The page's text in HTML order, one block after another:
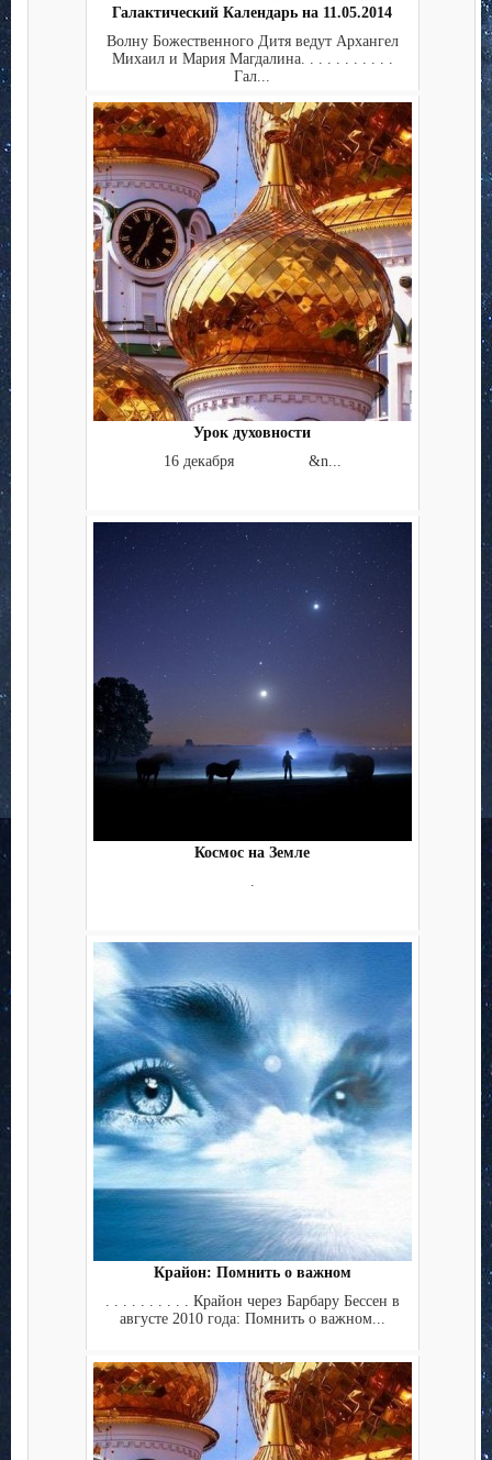
Галактический Календарь на 11.05.2014
Волну Божественного Дитя ведут Архангел
Михаил и Мария Магдалина. . . . . . . . . . .
Гал...
Урок духовности
16 декабря &n...
Космос на Земле
.
Крайон: Помнить о важном
. . . . . . . . . . Крайон через Барбару Бессен в
августе 2010 года: Помнить о важном...